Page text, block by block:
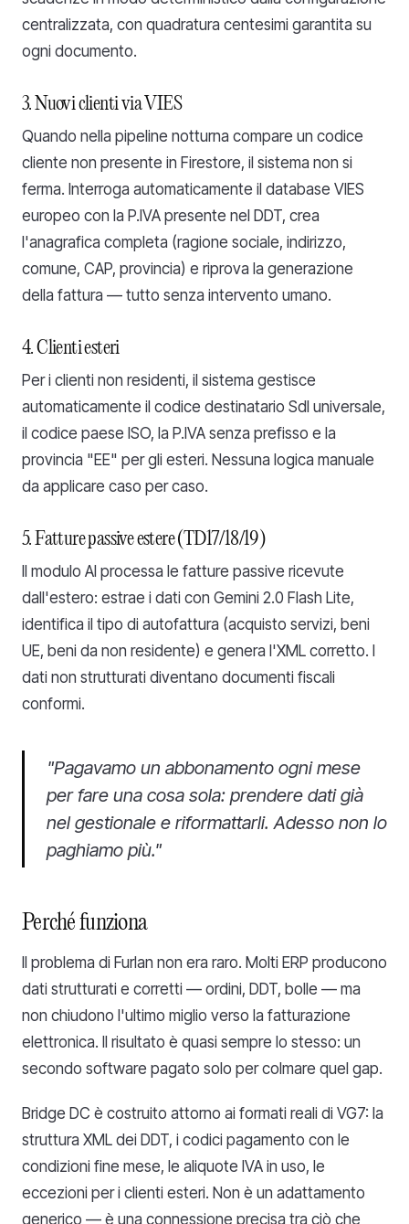
centralizzata, con quadratura centesimi garantita su
ogni documento.
3. Nuovi clienti via VIES
Quando nella pipeline notturna compare un codice
cliente non presente in Firestore, il sistema non si
ferma. Interroga automaticamente il database VIES
europeo con la P.IVA presente nel DDT, crea
l'anagrafica completa (ragione sociale, indirizzo,
comune, CAP, provincia) e riprova la generazione
della fattura — tutto senza intervento umano.
4. Clienti esteri
Per i clienti non residenti, il sistema gestisce
automaticamente il codice destinatario SdI universale,
il codice paese ISO, la P.IVA senza prefisso e la
provincia "EE" per gli esteri. Nessuna logica manuale
da applicare caso per caso.
5. Fatture passive estere (TD17/18/19)
Il modulo AI processa le fatture passive ricevute
dall'estero: estrae i dati con Gemini 2.0 Flash Lite,
identifica il tipo di autofattura (acquisto servizi, beni
UE, beni da non residente) e genera l'XML corretto. I
dati non strutturati diventano documenti fiscali
conformi.
"Pagavamo un abbonamento ogni mese
per fare una cosa sola: prendere dati già
nel gestionale e riformattarli. Adesso non lo
paghiamo più."
Perchéfunziona
Il problema di Furlan non era raro. Molti ERP producono
dati strutturati e corretti — ordini, DDT, bolle — ma
non chiudono l'ultimo miglio verso la fatturazione
elettronica. Il risultato è quasi sempre lo stesso: un
secondo software pagato solo per colmare quel gap.
Bridge DC è costruito attorno ai formati reali di VG7: la
struttura XML dei DDT, i codici pagamento con le
condizioni fine mese, le aliquote IVA in uso, le
eccezioni per i clienti esteri. Non è un adattamento
generico — è una connessione precisa tra ciò che